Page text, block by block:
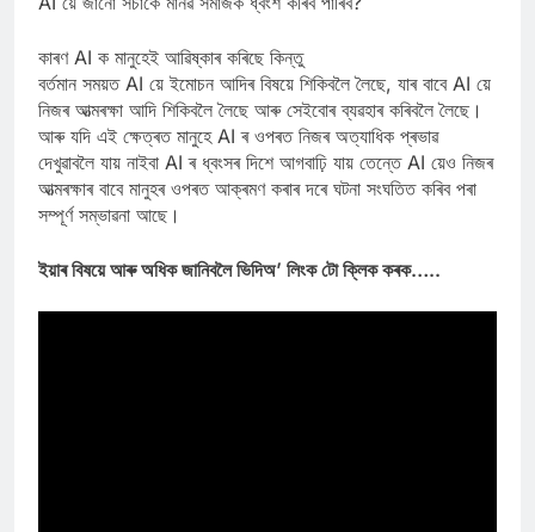
কাৰণ AI ক মানুহেই আৱিষ্কাৰ কৰিছে কিন্তু
বৰ্তমান সময়ত AI য়ে ইমোচন আদিৰ বিষয়ে শিকিবলৈ লৈছে, যাৰ বাবে AI য়ে
নিজৰ আত্মৰক্ষা আদি শিকিবলৈ লৈছে আৰু সেইবোৰ ব্যৱহাৰ কৰিবলৈ লৈছে।
আৰু যদি এই ক্ষেত্ৰত মানুহে AI ৰ ওপৰত নিজৰ অত্যাধিক প্ৰভাৱ
দেখুৱাবলৈ যায় নাইবা AI ৰ ধ্বংসৰ দিশে আগবাঢ়ি যায় তেন্তে AI য়েও নিজৰ
আত্মৰক্ষাৰ বাবে মানুহৰ ওপৰত আক্ৰমণ কৰাৰ দৰে ঘটনা সংঘতিত কৰিব পৰা
সম্পূৰ্ণ সম্ভাৱনা আছে।
ইয়াৰ বিষয়ে আৰু অধিক জানিবলৈ ভিদিঅ’ লিংক টো ক্লিক কৰক…..